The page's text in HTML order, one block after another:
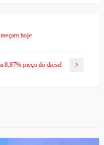
hoje
8,87% preço do diesel